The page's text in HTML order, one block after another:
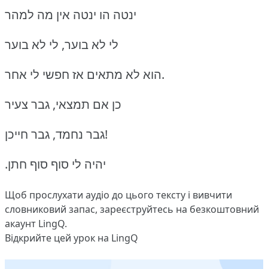
ינטה הו ינטה אין מה למהר
לי לא בוער, לי לא בוער
הוא לא מתאים אז חפשי לי אחר.
כן אם תמצאי, גבר צעיר
גבר נחמד, גבר חייכן!
.יהיה לי סוף סוף חתן
Щоб прослухати аудіо до цього тексту і вивчити
словниковий запас, зареєструйтесь на безкоштовний
акаунт LingQ.
Відкрийте цей урок на LingQ